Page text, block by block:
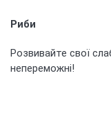
Риби
Розвивайте свої
непереможні!